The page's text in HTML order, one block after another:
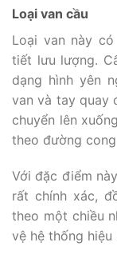
Loại van cầu
Loại van này
tiết lưu lượng.
dạng hình yên
van và tay quay
chuyển lên
theo đường cong
Với đặc điểm
rất chính xác,
theo một chiều
vệ hệ thống hiệu